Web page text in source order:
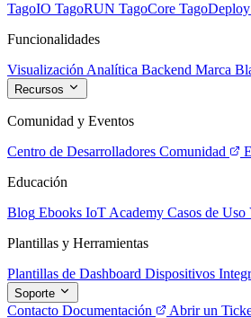
TagoIO TagoRUN TagoCore TagoDeploy
Funcionalidades
Visualización Analítica Backend Marca
Recursos
Comunidad y Eventos
Centro de Desarrolladores Comunidad
Educación
Blog Ebooks IoT Academy Casos de Uso
Plantillas y Herramientas
Plantillas de Dashboard Dispositivos
Soporte
Contacto Documentación Abrir un